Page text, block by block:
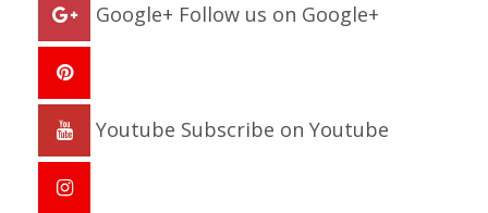
Google+ Follow us on Google+
Youtube Subscribe on Youtube